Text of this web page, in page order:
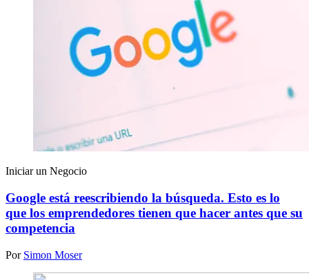
Iniciar un Negocio
Google está reescribiendo la búsqueda. Esto es lo
que los emprendedores tienen que hacer antes que su
competencia
Por Simon Moser